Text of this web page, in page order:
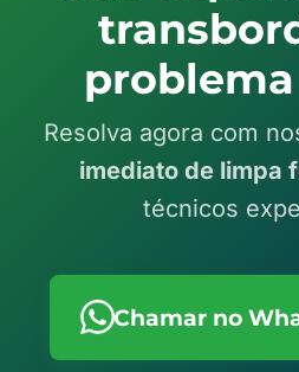
Resolva agora com
imediato de limpa
técnicos
Chamar no